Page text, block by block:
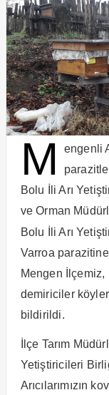
M
engenli
Bolu İli Arı
ve Orman
Bolu İli Arı
Varroa
Mengen
demiriciler
bildirildi.
İlçe Tarım
Yetiştiricileri
Arıcılarımızın